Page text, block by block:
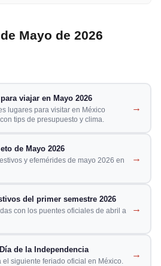
Mayo de 2026
viajar en Mayo 2026
lugares para visitar en México
tips de presupuesto y clima.
→
de Mayo 2026
y efemérides de mayo 2026 en
→
del primer semestre 2026
con los puentes oficiales de abril a
→
de la Independencia
el siguiente feriado oficial en México.
→